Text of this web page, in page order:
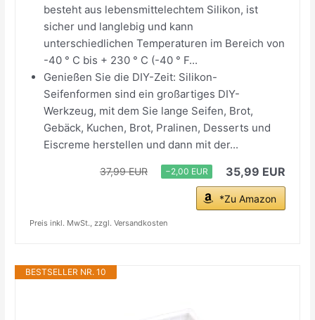
besteht aus lebensmittelechtem Silikon, ist
sicher und langlebig und kann
unterschiedlichen Temperaturen im Bereich von
-40 ° C bis + 230 ° C (-40 ° F...
Genießen Sie die DIY-Zeit: Silikon-
Seifenformen sind ein großartiges DIY-
Werkzeug, mit dem Sie lange Seifen, Brot,
Gebäck, Kuchen, Brot, Pralinen, Desserts und
Eiscreme herstellen und dann mit der...
37,99 EUR −2,00 EUR 35,99 EUR
*Zu Amazon
Preis inkl. MwSt., zzgl. Versandkosten
BESTSELLER NR. 10